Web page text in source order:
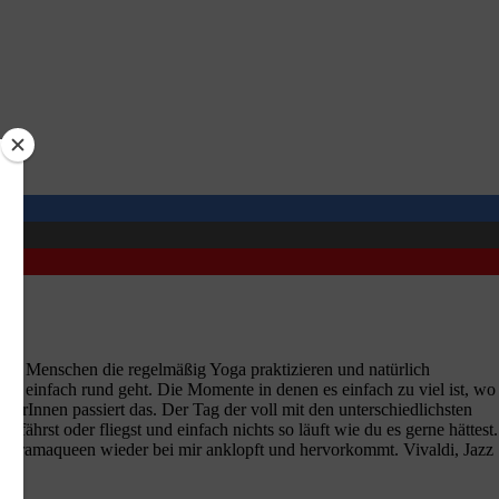
Menschen die regelmäßig Yoga praktizieren und natürlich
einfach rund geht. Die Momente in denen es einfach zu viel ist, wo
passiert das. Der Tag der voll mit den unterschiedlichsten
fährst oder fliegst und einfach nichts so läuft wie du es gerne hättest.
wieder bei mir anklopft und hervorkommt. Vivaldi, Jazz